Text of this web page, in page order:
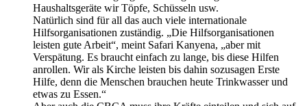
Haushaltsgeräte wir Töpfe, Schüsseln usw.
Natürlich sind für all das auch viele internationale
Hilfsorganisationen zuständig. „Die Hilfsorganisationen
leisten gute Arbeit“, meint Safari Kanyena, „aber mit
Verspätung. Es braucht einfach zu lange, bis diese Hilfen
anrollen. Wir als Kirche leisten bis dahin sozusagen Erste
Hilfe, denn die Menschen brauchen heute Trinkwasser und
etwas zu Essen.“